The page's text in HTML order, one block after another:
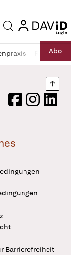
Suche login
RechtAbo
FacebookInstagram
Barrierefreiheit